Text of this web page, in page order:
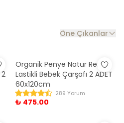
Öne Çıkanlar
Organik Penye Natur Renk
Lastikli Bebek Çarşafı 2 ADET
60x120cm
289 Yorum
₺ 475.00